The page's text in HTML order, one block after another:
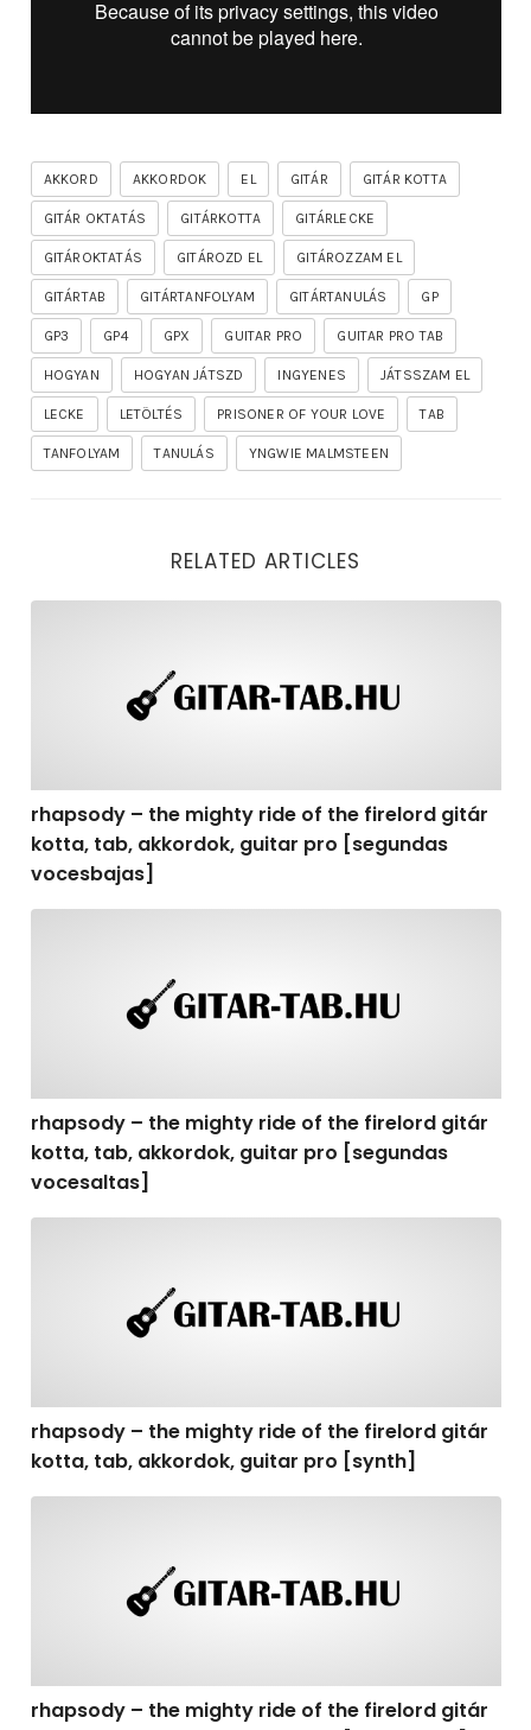
AKKORD AKKORDOK EL GITÁR GITÁR KOTTA
GITÁR OKTATÁS GITÁRKOTTA GITÁRLECKE
GITÁROKTATÁS GITÁROZD EL GITÁROZZAM EL
GITÁRTAB GITÁRTANFOLYAM GITÁRTANULÁS GP
GP3 GP4 GPX GUITAR PRO GUITAR PRO TAB
HOGYAN HOGYAN JÁTSZD INGYENES JÁTSSZAM EL
LECKE LETÖLTÉS PRISONER OF YOUR LOVE TAB
TANFOLYAM TANULÁS YNGWIE MALMSTEEN
RELATED ARTICLES
rhapsody – the mighty ride of the firelord gitár
kotta, tab, akkordok, guitar pro [segundas
vocesbajas]
rhapsody – the mighty ride of the firelord gitár
kotta, tab, akkordok, guitar pro [segundas
vocesaltas]
rhapsody – the mighty ride of the firelord gitár
kotta, tab, akkordok, guitar pro [synth]
rhapsody – the mighty ride of the firelord gitár